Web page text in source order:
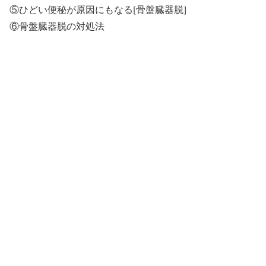
⑤ひどい便秘が原因にもなる[骨盤臓器脱]
⑥骨盤臓器脱の対処法